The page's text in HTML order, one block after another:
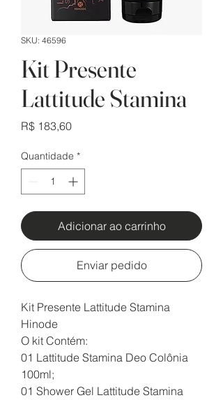
SKU: 46596
Kit Presente
Lattitude Stamina
R$ 183,60Preço
Quantidade *
Adicionar ao carrinho
Enviar pedido
Kit Presente Lattitude Stamina
Hinode
O kit Contém:
01 Lattitude Stamina Deo Colônia
100ml;
01 Shower Gel Lattitude Stamina